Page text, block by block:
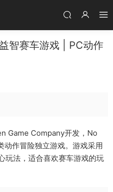
智赛车游戏 | PC动作
Game Company开发，No
作冒险独立游戏。游戏采用
玩法，适合喜欢赛车游戏的玩